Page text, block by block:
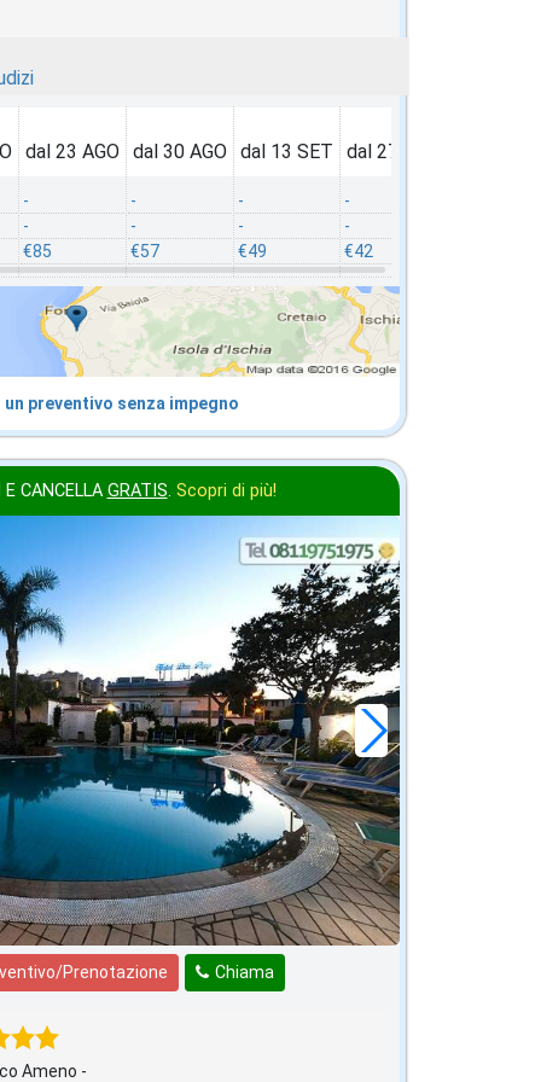
OTT dal 25 OTT
dal 23 AGO
-
-
€85
dal 30 AGO
-
-
€57
dal 13 SET
-
-
€49
dal 27 SET
-
-
€42
preventivo senza impegno
CANCELLA GRATIS. Scopri di più!
Chiama
Prenotazione
Ameno -